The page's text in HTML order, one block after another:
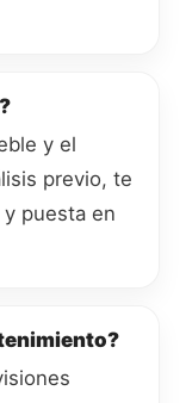
y el
previo, te
puesta en